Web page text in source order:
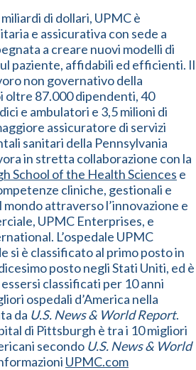
di dollari, UPMC è
e assicurativa con sede a
a creare nuovi modelli di
paziente, affidabili ed efficienti. Il
non governativo della
oltre 87.000 dipendenti, 40
e ambulatori e 3,5 milioni di
assicuratore di servizi
sanitari della Pennsylvania
in stretta collaborazione con la
School of the Health Sciences e
cliniche, gestionali e
attraverso l’innovazione e
UPMC Enterprises, e
L’ospedale UPMC
si è classificato al primo posto in
posto negli Stati Uniti, ed è
classificati per 10 anni
ospedali d’America nella
da U.S. News & World Report.
di Pittsburgh è tra i 10 migliori
secondo U.S. News & World
UPMC.com